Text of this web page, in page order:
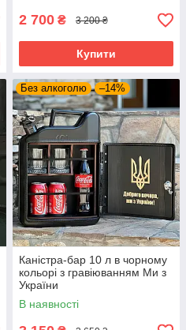
2 700 ₴ 3 200 ₴
Купити
Без алкоголю –14%
Каністра-бар 10 л в чорному
кольорі з гравіюванням Ми з
України
В наявності